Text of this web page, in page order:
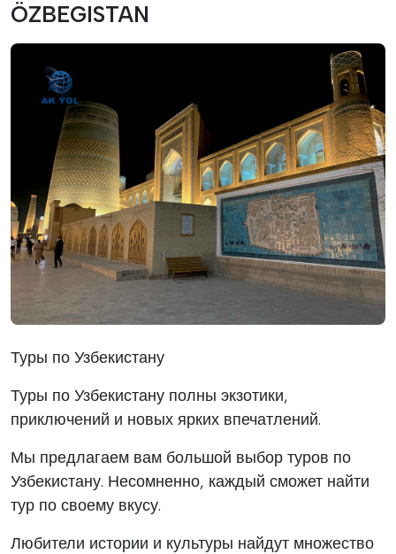
ÖZBEGISTAN
Туры по Узбекистану
Туры по Узбекистану полны экзотики,
приключений и новых ярких впечатлений.
Мы предлагаем вам большой выбор туров по
Узбекистану. Несомненно, каждый сможет найти
тур по своему вкусу.
Любители истории и культуры найдут множество